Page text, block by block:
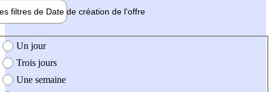
filtres de Date de création de l'offre
création de l'offre
Un jour
Trois jours
Une semaine